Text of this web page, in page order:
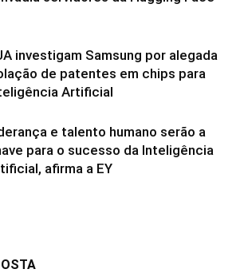
investigam Samsung por alegada
de patentes em chips para
Artificial
e talento humano serão a
para o sucesso da Inteligência
afirma a EY